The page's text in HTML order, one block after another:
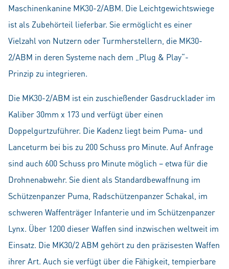
Maschinenkanine MK30-2/ABM. Die Leichtgewichtswiege
ist als Zubehörteil lieferbar. Sie ermöglicht es einer
Vielzahl von Nutzern oder Turmherstellern, die MK30-
2/ABM in deren Systeme nach dem „Plug & Play“-
Prinzip zu integrieren.
Die MK30-2/ABM ist ein zuschießender Gasdrucklader im
Kaliber 30mm x 173 und verfügt über einen
Doppelgurtzuführer. Die Kadenz liegt beim Puma- und
Lanceturm bei bis zu 200 Schuss pro Minute. Auf Anfrage
sind auch 600 Schuss pro Minute möglich – etwa für die
Drohnenabwehr. Sie dient als Standardbewaffnung im
Schützenpanzer Puma, Radschützenpanzer Schakal, im
schweren Waffenträger Infanterie und im Schützenpanzer
Lynx. Über 1200 dieser Waffen sind inzwischen weltweit im
Einsatz. Die MK30/2 ABM gehört zu den präzisesten Waffen
ihrer Art. Auch sie verfügt über die Fähigkeit, tempierbare